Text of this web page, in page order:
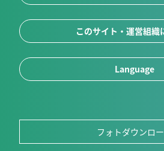
このサイト・運営組織
Language
フォトダウンロ